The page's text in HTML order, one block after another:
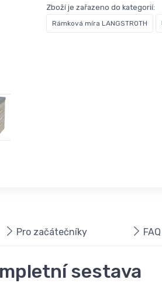
Zboží je zařazeno do kategorií:
Rámková míra LANGSTROTH
Pro začátečníky
sestava